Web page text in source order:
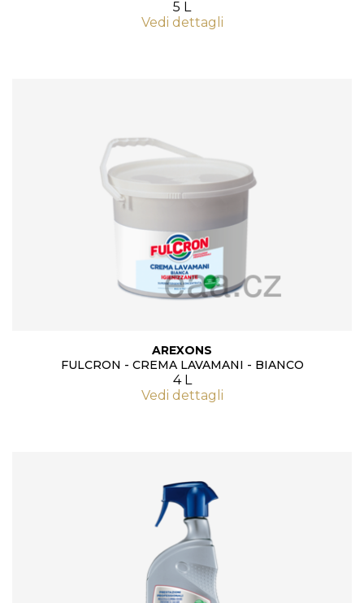
5 L
Vedi dettagli
AREXONS
FULCRON - CREMA LAVAMANI - BIANCO
4 L
Vedi dettagli